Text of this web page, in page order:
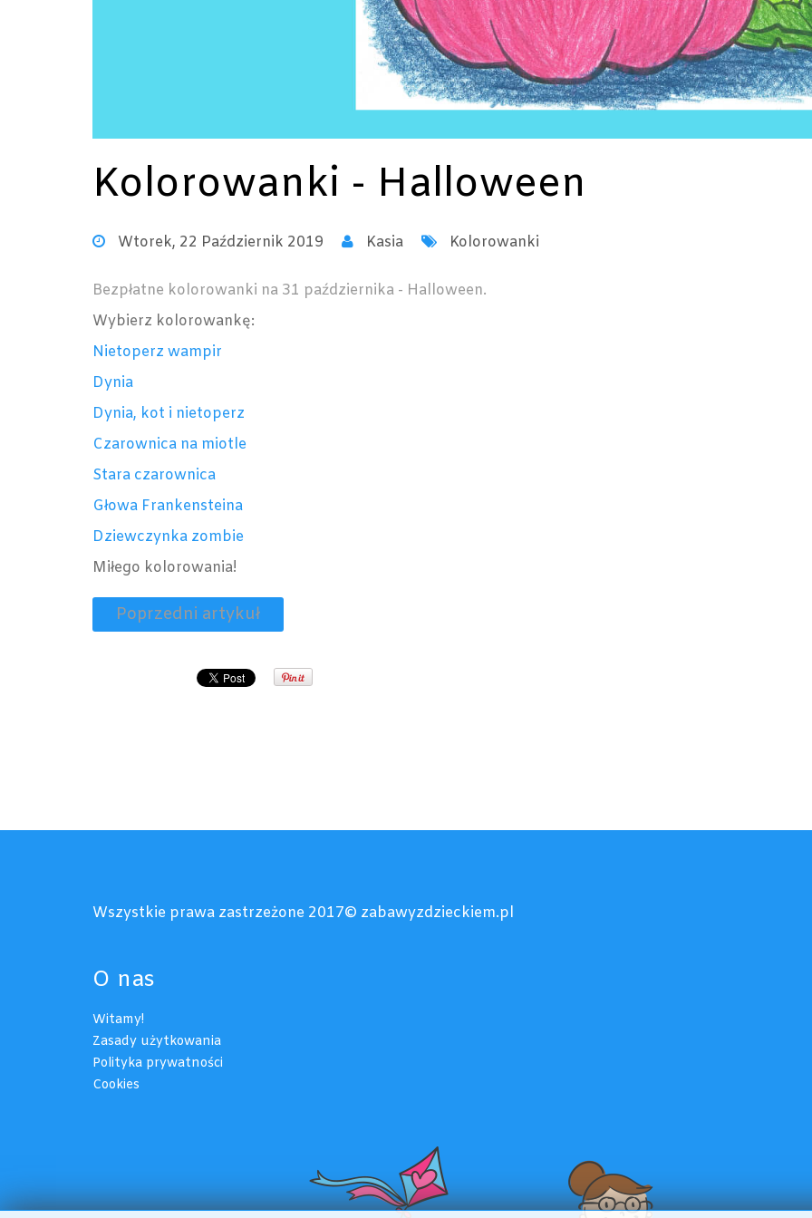
Kolorowanki - Halloween
Wtorek, 22 Październik 2019 Kasia Kolorowanki
Bezpłatne kolorowanki na 31 października - Halloween.
Wybierz kolorowankę:
Nietoperz wampir
Dynia
Dynia, kot i nietoperz
Czarownica na miotle
Stara czarownica
Głowa Frankensteina
Dziewczynka zombie
Miłego kolorowania!
Poprzedni artykuł
Wszystkie prawa zastrzeżone 2017© zabawyzdzieckiem.pl
O nas
Witamy!
Zasady użytkowania
Polityka prywatności
Cookies